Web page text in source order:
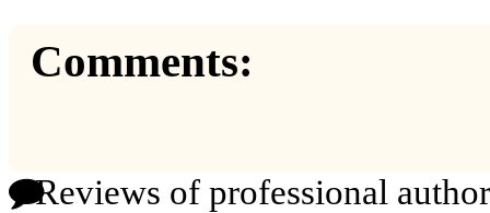
Comments:
Reviews of professional